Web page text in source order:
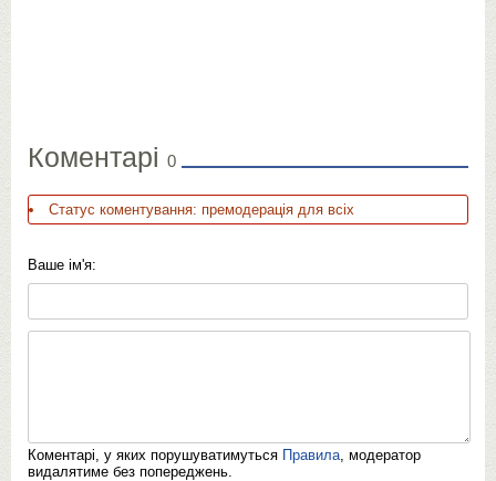
Коментарі 0
Статус коментування: премодерація для всіх
Ваше ім'я:
Коментарі, у яких порушуватимуться Правила , модератор
видалятиме без попереджень.